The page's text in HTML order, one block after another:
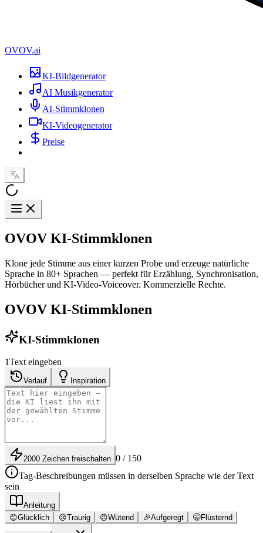
OVOV.ai
KI-Bildgenerator
AI Musikgenerator
AI-Stimmklonen
KI-Videogenerator
Preise
OVOV KI-Stimmklonen
Klone jede Stimme aus einer kurzen Probe und erzeuge natürliche
Sprache in 80+ Sprachen — perfekt für Erzählung, Synchronisation,
Hörbücher und KI-Video-Voiceover. Kommerzielle Rechte.
OVOV KI-Stimmklonen
KI-Stimmklonen
1Text eingeben
Verlauf Inspiration
2000 Zeichen freischalten 0 / 150
Tag-Beschreibungen müssen in derselben Sprache wie der Text
sein
Anleitung
😊Glücklich 😢Traurig 😠Wütend 🎉Aufgeregt 🤫Flüsternd